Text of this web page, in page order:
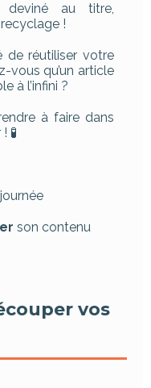
deviné au titre,
!
de réutiliser votre
vous qu’un article
à l’infini ?
à faire dans
🧪
son contenu
vos